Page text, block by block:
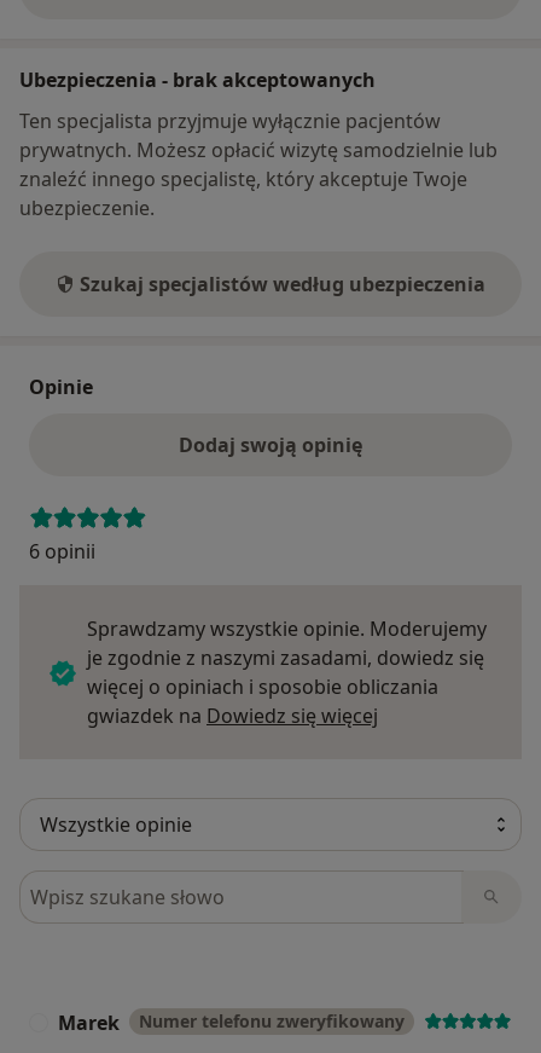
Ubezpieczenia - brak akceptowanych
Ten specjalista przyjmuje wyłącznie pacjentów
prywatnych. Możesz opłacić wizytę samodzielnie lub
znaleźć innego specjalistę, który akceptuje Twoje
ubezpieczenie.
Szukaj specjalistów według ubezpieczenia
Opinie
Dodaj swoją opinię
6 opinii
Sprawdzamy wszystkie opinie. Moderujemy
je zgodnie z naszymi zasadami, dowiedz się
więcej o opiniach i sposobie obliczania
gwiazdek na Dowiedz się więcej
Szukaj w opiniach
Marek Numer telefonu zweryfikowany